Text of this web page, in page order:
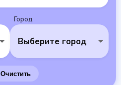
Город
Выберите город
Очистить